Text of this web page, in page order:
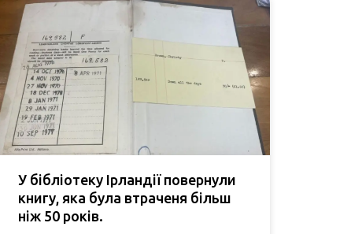
У бібліотеку Ірландії повернули
книгу, яка була втраченя більш
ніж 50 років.